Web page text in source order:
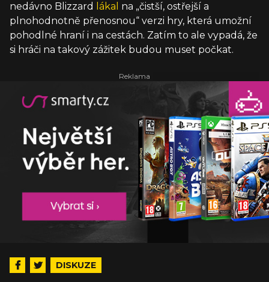
nedávno Blizzard
lákal na „čistší, ostřejší a
plnohodnotně přenosnou“ verzi hry, která umožní
pohodlné hraní i na cestách. Zatím to ale vypadá, že
si hráči na takový zážitek budou muset počkat.
DISKUZE